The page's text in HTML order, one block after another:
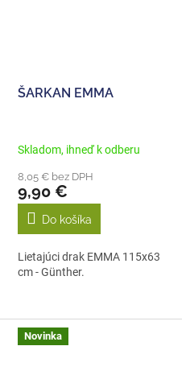
ŠARKAN EMMA
Skladom, ihneď k odberu
8,05 € bez DPH
9,90 €
Do košíka
Lietajúci drak EMMA 115x63
cm - Günther.
Novinka